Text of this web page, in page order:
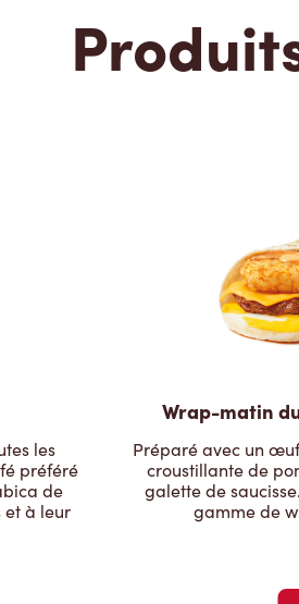
les
préféré
de
et à leur
Wrap-matin
Préparé avec un
croustillante de
galette de
gamme de